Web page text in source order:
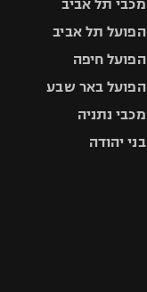
מכבי תל אביב
הפועל תל אביב
הפועל חיפה
הפועל באר שבע
מכבי נתניה
בני יהודה